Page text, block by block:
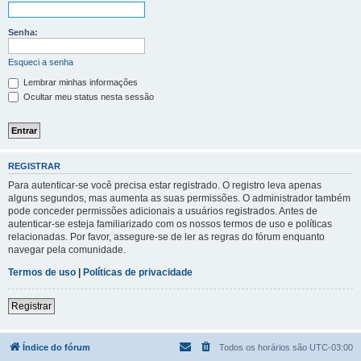
Senha:
Esqueci a senha
Lembrar minhas informações
Ocultar meu status nesta sessão
REGISTRAR
Para autenticar-se você precisa estar registrado. O registro leva apenas
alguns segundos, mas aumenta as suas permissões. O administrador também
pode conceder permissões adicionais a usuários registrados. Antes de
autenticar-se esteja familiarizado com os nossos termos de uso e políticas
relacionadas. Por favor, assegure-se de ler as regras do fórum enquanto
navegar pela comunidade.
Termos de uso | Políticas de privacidade
Registrar
Índice do fórum Todos os horários são UTC-03:00